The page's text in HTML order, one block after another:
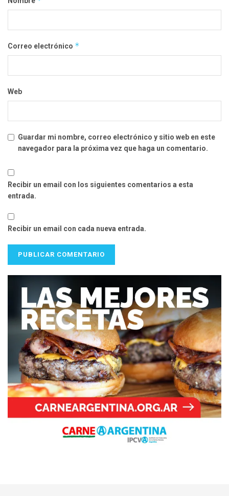
Correo electrónico *
Web
Guardar mi nombre, correo electrónico y sitio web en este
navegador para la próxima vez que haga un comentario.
Recibir un email con los siguientes comentarios a esta
entrada.
Recibir un email con cada nueva entrada.